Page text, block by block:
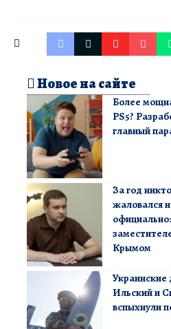
Новое на сайте
Более
PS5?
главный
За год
жаловался
Крымом
Украинские
Ильский и
вспыхнули